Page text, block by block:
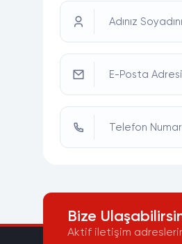
Adınız
E-Posta Adresi
Telefon
Bize
Aktif iletişim